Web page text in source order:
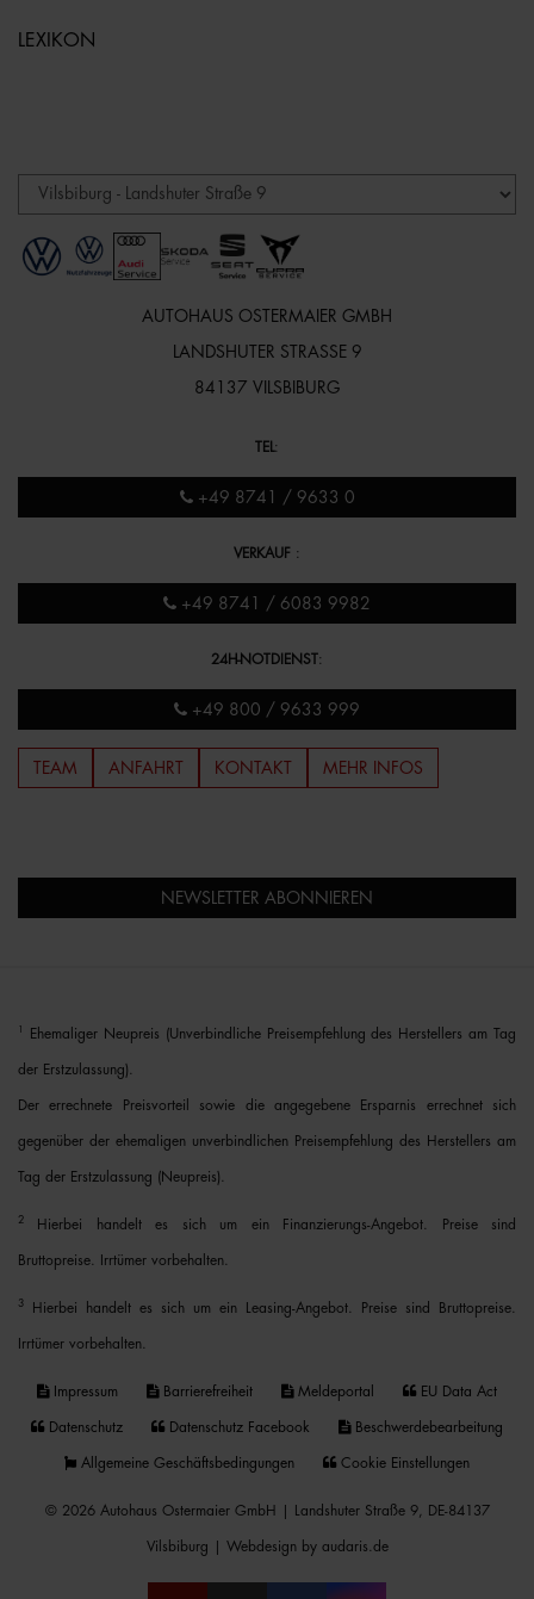
LEXIKON
AUTOHAUS OSTERMAIER GMBH
LANDSHUTER STRASSE 9
84137 VILSBIBURG
TEL :
+49 8741 / 9633 0
VERKAUF :
+49 8741 / 6083 9982
24H-NOTDIENST:
+49 800 / 9633 999
TEAM ANFAHRT KONTAKT MEHR INFOS
NEWSLETTER ABONNIEREN
Ehemaliger Neupreis (Unverbindliche Preisempfehlung des Herstellers am Tag
der Erstzulassung).
Der errechnete Preisvorteil sowie die angegebene Ersparnis errechnet sich
gegenüber der ehemaligen unverbindlichen Preisempfehlung des Herstellers am
Tag der Erstzulassung (Neupreis).
2 Hierbei handelt es sich um ein Finanzierungs-Angebot. Preise sind
Bruttopreise. Irrtümer vorbehalten.
3 Hierbei handelt es sich um ein Leasing-Angebot. Preise sind Bruttopreise.
Irrtümer vorbehalten.
Impressum Barrierefreiheit Meldeportal EU Data Act
Datenschutz Datenschutz Facebook Beschwerdebearbeitung
Allgemeine Geschäftsbedingungen Cookie Einstellungen
© 2026 Autohaus Ostermaier GmbH | Landshuter Straße 9, DE-84137
Vilsbiburg | Webdesign by audaris.de